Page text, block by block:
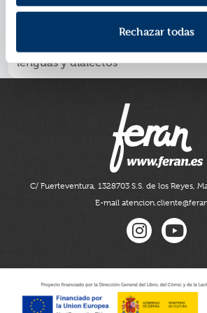
Rechazar todas
realizó a Portugal para inspirarse
Este cómic se publicará
lenguas y dialectos
C/ Fuerteventura, 1328703 S.S. de los Reyes,
E-mail